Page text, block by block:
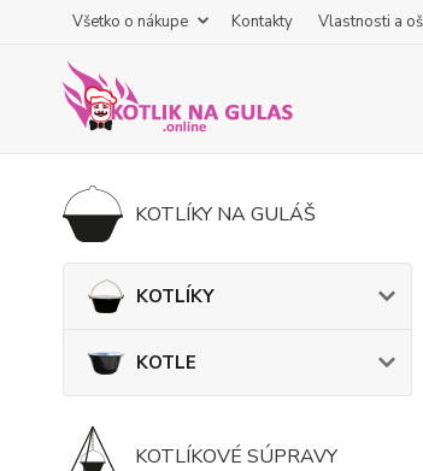
Všetko o nákupe Kontakty Vlastnosti a
KOTLÍKY NA GULÁŠ
KOTLÍKY
KOTLE
KOTLÍKOVÉ SÚPRAVY